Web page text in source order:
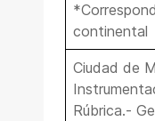
continental
Ciudad de
Rúbrica.-